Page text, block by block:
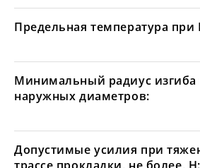
Предельная температура при
Минимальный радиус
наружных диаметров:
Допустимые усилия при